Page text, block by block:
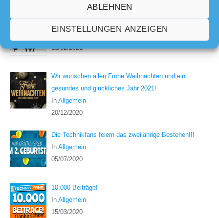
ABLEHNEN
EINSTELLUNGEN ANZEIGEN
13/02/2021
Wir wünschen allen Frohe Weihnachten und ein
gesundes und glückliches Jahr 2021!
In Allgemein
20/12/2020
Die Technikfans feiern das zweijährige Bestehen!!!
In Allgemein
05/07/2020
10.000 Beiträge!
In Allgemein
15/03/2020